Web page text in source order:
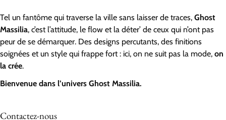
Tel un fantôme qui traverse la ville sans laisser de traces, Ghost
Massilia, c’est l’attitude, le flow et la déter’ de ceux qui n’ont pas
peur de se démarquer. Des designs percutants, des finitions
soignées et un style qui frappe fort : ici, on ne suit pas la mode, on
la crée.
Bienvenue dans l’univers Ghost Massilia.
Contactez-nous